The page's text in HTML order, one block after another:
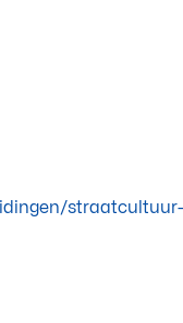
straatcultuur-